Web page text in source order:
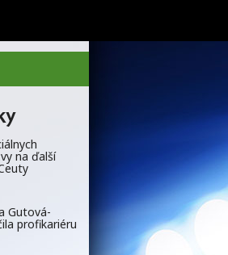
na ďalší
Gutová-
profikariéru